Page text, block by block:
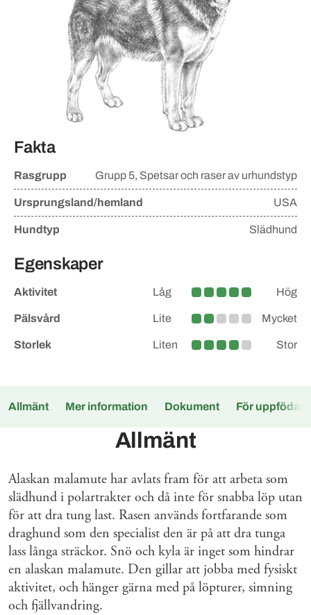
Fakta
Rasgrupp Grupp 5, Spetsar och raser av urhundstyp
Ursprungsland/hemland USA
Hundtyp Slädhund
Egenskaper
Aktivitet Låg
Hög
Hög
Pälsvård Lite
Lite större
Mycket
Storlek Liten
Medelstor
Stor
Allmänt Mer information Dokument För uppfödare
Allmänt
Alaskan malamute har avlats fram för att arbeta som
slädhund i polartrakter och då inte för snabba löp utan
för att dra tung last. Rasen används fortfarande som
draghund som den specialist den är på att dra tunga
lass långa sträckor. Snö och kyla är inget som hindrar
en alaskan malamute. Den gillar att jobba med fysiskt
aktivitet, och hänger gärna med på löpturer, simning
och fjällvandring.